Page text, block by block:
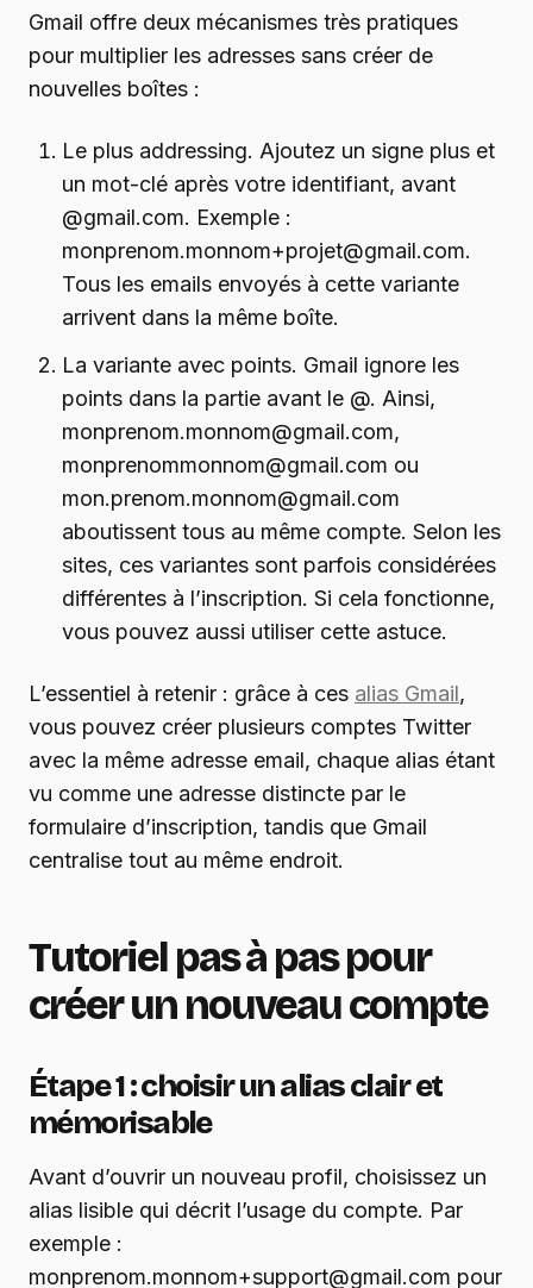
Gmail offre deux mécanismes très pratiques
pour multiplier les adresses sans créer de
nouvelles boîtes :
Le plus addressing. Ajoutez un signe plus et
un mot-clé après votre identifiant, avant
@gmail.com. Exemple :
monprenom.monnom+projet@gmail.com.
Tous les emails envoyés à cette variante
arrivent dans la même boîte.
La variante avec points. Gmail ignore les
points dans la partie avant le @. Ainsi,
monprenom.monnom@gmail.com,
monprenommonnom@gmail.com ou
mon.prenom.monnom@gmail.com
aboutissent tous au même compte. Selon les
sites, ces variantes sont parfois considérées
différentes à l’inscription. Si cela fonctionne,
vous pouvez aussi utiliser cette astuce.
L’essentiel à retenir : grâce à ces alias Gmail,
vous pouvez créer plusieurs comptes Twitter
avec la même adresse email, chaque alias étant
vu comme une adresse distincte par le
formulaire d’inscription, tandis que Gmail
centralise tout au même endroit.
Tutoriel pas à pas pour
créer un nouveau compte
Étape 1 : choisir un alias clair et
mémorisable
Avant d’ouvrir un nouveau profil, choisissez un
alias lisible qui décrit l’usage du compte. Par
exemple :
monprenom.monnom+support@gmail.com pour